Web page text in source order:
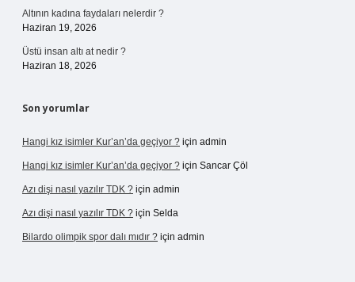
Altının kadına faydaları nelerdir ?
Haziran 19, 2026
Üstü insan altı at nedir ?
Haziran 18, 2026
Son yorumlar
Hangi kız isimler Kur’an’da geçiyor ? için admin
Hangi kız isimler Kur’an’da geçiyor ? için Sancar Çöl
Azı dişi nasıl yazılır TDK ? için admin
Azı dişi nasıl yazılır TDK ? için Selda
Bilardo olimpik spor dalı mıdır ? için admin